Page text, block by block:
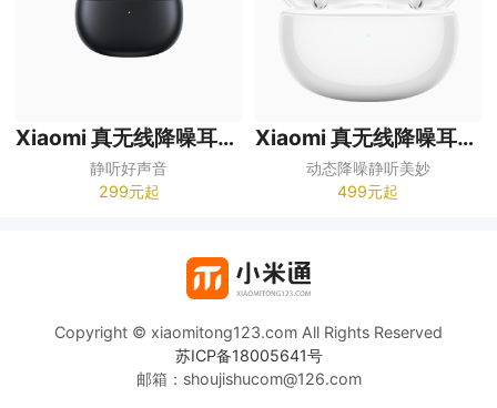
Xiaomi 真无线降噪耳机 3
静听好声音
299元起
Xiaomi 真无线降噪耳机 3 Pro
动态降噪静听美妙
499元起
Copyright © xiaomitong123.com All Rights Reserved
苏ICP备18005641号
邮箱：shoujishucom@126.com